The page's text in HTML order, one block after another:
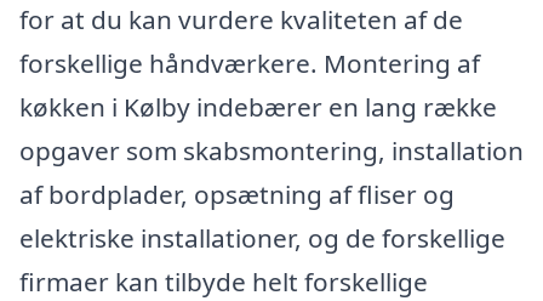
for at du kan vurdere kvaliteten af de
forskellige håndværkere. Montering af
køkken i Kølby indebærer en lang række
opgaver som skabsmontering, installation
af bordplader, opsætning af fliser og
elektriske installationer, og de forskellige
firmaer kan tilbyde helt forskellige